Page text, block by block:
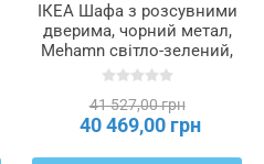
ІКЕА Шафа з розсувними
дверима, чорний метал,
Mehamn світло-зелений,
202x65x240 см SKYTTA /
695.576.90
41 527,00 грн
40 469,00 грн